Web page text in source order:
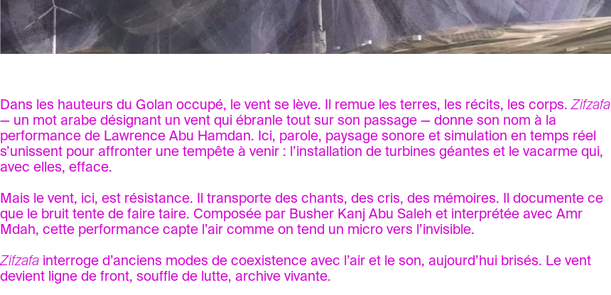
Dans les hauteurs du Golan occupé, le vent se lève. Il remue les terres, les récits, les corps.Zifzafa
— un mot arabe désignant un vent qui ébranle tout sur son passage — donne son nom à la
performance de Lawrence Abu Hamdan. Ici, parole, paysage sonore et simulation en temps réel
s’unissent pour affronter une tempête à venir : l’installation de turbines géantes et le vacarme qui,
avec elles, efface.
Mais le vent, ici, est résistance. Il transporte des chants, des cris, des mémoires. Il documente ce
que le bruit tente de faire taire. Composée par Busher Kanj Abu Saleh et interprétée avec Amr
Mdah, cette performance capte l’air comme on tend un micro vers l’invisible.
Zifzafa interroge d’anciens modes de coexistence avec l’air et le son, aujourd’hui brisés. Le vent
devient ligne de front, souffle de lutte, archive vivante.